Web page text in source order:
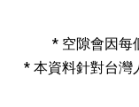
* 空隙會因每
* 本資料針對台灣